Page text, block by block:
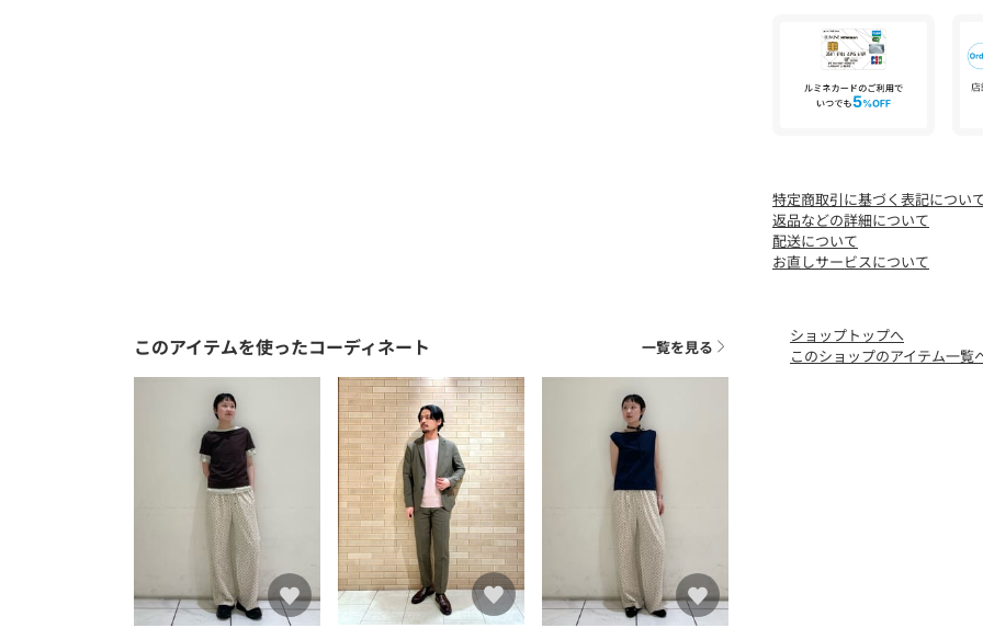
特定商取引に基づく表記につい
返品などの詳細について
配送について
お直しサービスについて
このアイテムを使ったコーディネート 一覧を見る
ショップトップへ
このショップのアイテム一覧